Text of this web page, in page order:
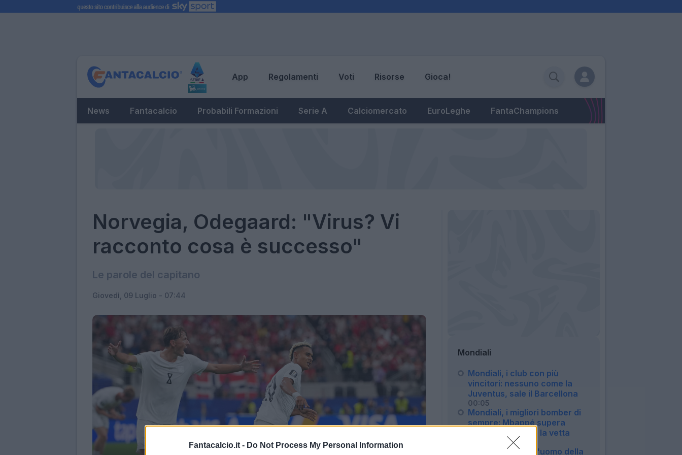
Fantacalcio.it - Do Not Process My Personal Information
App Regolamenti Voti Risorse Gioca!
News Fantacalcio Probabili Formazioni Serie A Calciomercato EuroLeghe FantaChampions
Norvegia, Odegaard: "Virus? Vi
racconto cosa è successo"
Le parole del capitano
Giovedì, 09 Luglio - 07:44
Mondiali
Mondiali, i club con più
vincitori: nessuno come la
Juventus, sale il Barcellona
00:05
Mondiali, i migliori bomber di
sempre: Mbappé supera
Messi e si prende la vetta
E' Ferran Torres l'uomo della